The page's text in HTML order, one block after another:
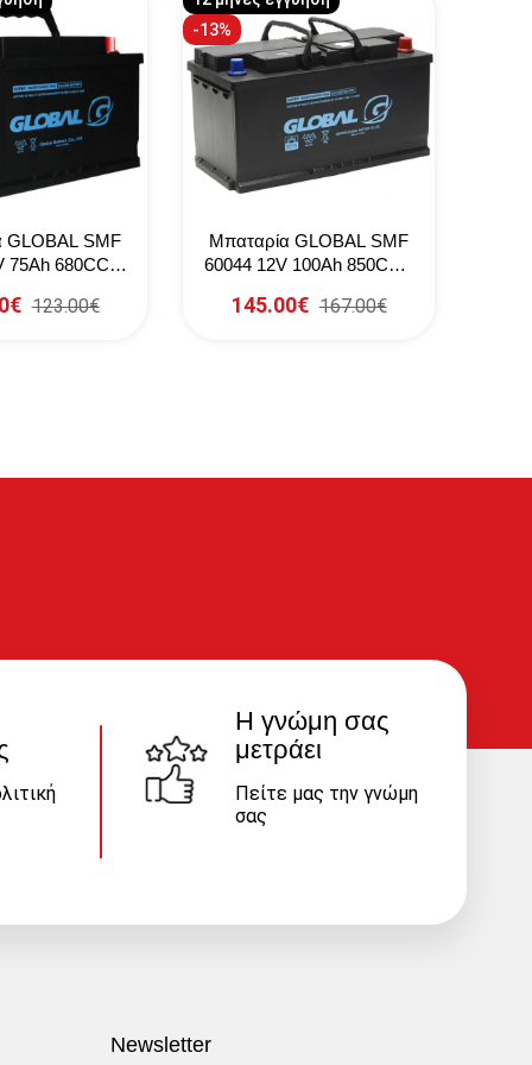
GLOBAL SMF
75Ah 680CCA
123.00€
-13%
Μπαταρία GLOBAL SMF
60044 12V 100Ah 850CCA
145.00€ 167.00€
Η γνώμη σας
μετράει
Πείτε μας την γνώμη
σας
Newsletter